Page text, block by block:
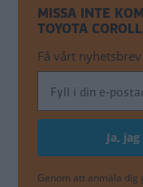
MISSA INTE
TOYOTA
Få vårt
Genom att anmäla dig